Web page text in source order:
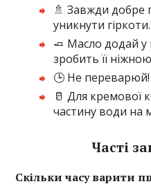
🚿 Завжди
уникнути гіркоти.
🧈 Масло додай
зробить її
🕒 Не переварюй!
🥛 Для кремової
частину води на
Часті
Скільки часу варити